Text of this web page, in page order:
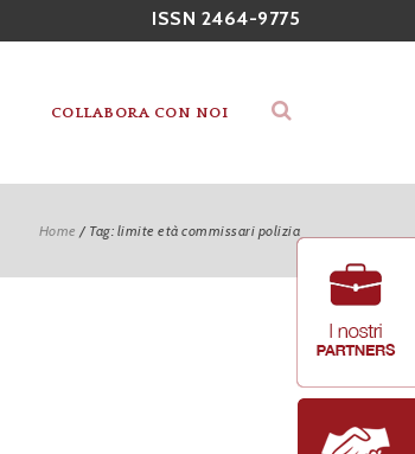
ISSN 2464-9775
COLLABORA CON NOI
Home / Tag: limite età commissari polizia